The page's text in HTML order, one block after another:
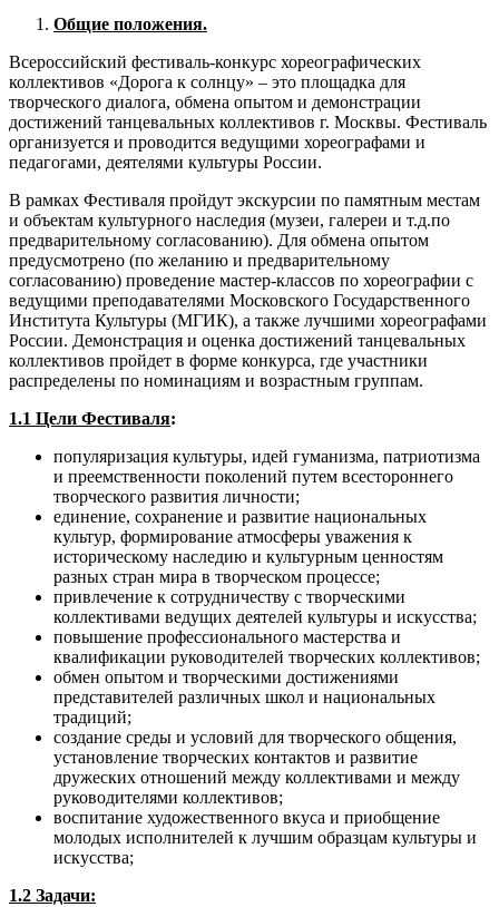
Общие положения.
Всероссийский фестиваль-конкурс хореографических
коллективов «Дорога к солнцу» – это площадка для
творческого диалога, обмена опытом и демонстрации
достижений танцевальных коллективов г. Москвы. Фестиваль
организуется и проводится ведущими хореографами и
педагогами, деятелями культуры России.
В рамках Фестиваля пройдут экскурсии по памятным местам
и объектам культурного наследия (музеи, галереи и т.д.по
предварительному согласованию). Для обмена опытом
предусмотрено (по желанию и предварительному
согласованию) проведение мастер-классов по хореографии с
ведущими преподавателями Московского Государственного
Института Культуры (МГИК), а также лучшими хореографами
России. Демонстрация и оценка достижений танцевальных
коллективов пройдет в форме конкурса, где участники
распределены по номинациям и возрастным группам.
1.1 Цели Фестиваля:
популяризация культуры, идей гуманизма, патриотизма
и преемственности поколений путем всестороннего
творческого развития личности;
единение, сохранение и развитие национальных
культур, формирование атмосферы уважения к
историческому наследию и культурным ценностям
разных стран мира в творческом процессе;
привлечение к сотрудничеству с творческими
коллективами ведущих деятелей культуры и искусства;
повышение профессионального мастерства и
квалификации руководителей творческих коллективов;
обмен опытом и творческими достижениями
представителей различных школ и национальных
традиций;
создание среды и условий для творческого общения,
установление творческих контактов и развитие
дружеских отношений между коллективами и между
руководителями коллективов;
воспитание художественного вкуса и приобщение
молодых исполнителей к лучшим образцам культуры и
искусства;
1.2 Задачи: